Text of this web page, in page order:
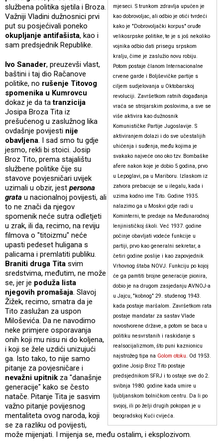
mjeseci. S trunkom zdravlja upućen je
kao dobrovoljac, ali odbio je otići tvrdeći
kako je "Dobrovoljački korpus" oruđe
velikosrpske politike, te je s još nekoliko
vojnika odbio dati prisegu srpskom
kralju, čime je zaslužio novu robiju.
Potom postaje članom Internacionalne
crvene garde i Boljševičke partije s
ciljem sudjelovanja u Oktobarskoj
revoluciji. Završetkom ratnih događanja
vraća se strojarskim poslovima, a sve se
više aktivira kao dužnosnik
Komunističke Partije Jugoslavije. S
aktiviranjem dolazi i do sve učestalijih
uhićenja i suđenja, među kojima je
svakako najveće ono oko tzv. Bombaške
afere nakon koje je dobio 5 godina, prvo
u Lepoglavi, pa u Mariboru. Izlaskom iz
zatvora prebacuje se u ilegalu, kada i
uzima kodno ime Tito. Godine 1935.
nalazimo ga u Moskvi gdje radi u
Kominterni, te predaje na Međunarodnoj
lenjinističkoj školi. Već 1937. godine
počinje obavljati vodeće funkcije u
partiji, prvo kao generalni sekretar, a
četiri godine poslije i kao zapovjednik
Vrhovnog štaba NOVJ. Funkciju po kojoj
će ga pamtiti brojne generacije pionira,
dobio je na drugom zasjedanju AVNOJ-a
u Jajcu, "kobnog" 29. studenog 1943.
kada postaje maršalom. Završetkom rata
postaje mandatar za sastav Vlade
novostvorene države, a potom se baca u
politiku nesvrstanih i raskidanje s
realsocijalizmom, što puni kaznionicu
najstrožeg tipa na Golom otoku. Od 1953.
godine Josip Broz Tito postaje
predsjednikom SFRJ i to ostaje sve do 2.
svibnja 1980. godine kada umire u
ljubljanskom bolničkom centru. Da li po
svojoj, ili po želji drugih pokopan je u
beogradskoj Kući cvijeća.
službena politika sjetila i Broza.
Važniji Vladini dužnosnici prvi
put su posjećivali poneko
okupljanje antifašista, kao i
sam predsjednik Republike.
Ivo Sanader, preuzevši vlast,
baštini i taj dio Račanove
politike, no rušenje Titovog
spomenika u Kumrovcu
dokaz je da tatranzicija
Josipa Broza Tita iz
prešućenog u zaslužnog lika
ovdašnje povijesti nije
obavljena. I sad smo tu gdje
jesmo, rekli bi stoici. Josip
Broz Tito, prema stajalištu
službene politike čije su
stavove povjesničari uvijek
uzimali u obzir, jest persona
grata u nacionalnoj povijesti, ali
to ne znači da njegov
spomenik neće sutra odletjeti
u zrak, ili da, recimo, na reviju
filmova o "titoizmu" neće
upasti pedeset huligana s
palicama i premlatiti publiku.
Braniti druga Tita svim
sredstvima, međutim, ne može
se, jer je poduža lista
njegovih promašaja. Slavoj
Žižek, recimo, smatra da je
Tito zaslužan za uspon
Miloševića. Da ne navodimo
neke primjere osporavanja
onih koji mu nisu ni do koljena,
i koji se žele uzdići unizujući
ga. Isto tako, to nije samo
pitanje za povjesničare i
nevažni upitnik za "današnje
generacije" kako se često
natače. Pitanje Tita je sasvim
važno pitanje povijesnog
mentaliteta ovog naroda, koji
se za razliku od povijesti,
može mijenjati. I mijenja se, među ostalim, i eksplozivom.